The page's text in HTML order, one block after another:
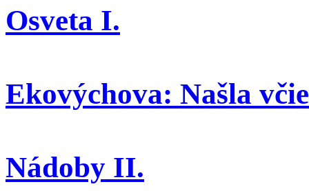
Osveta I.
Ekovýchova: Našla
Nádoby II.